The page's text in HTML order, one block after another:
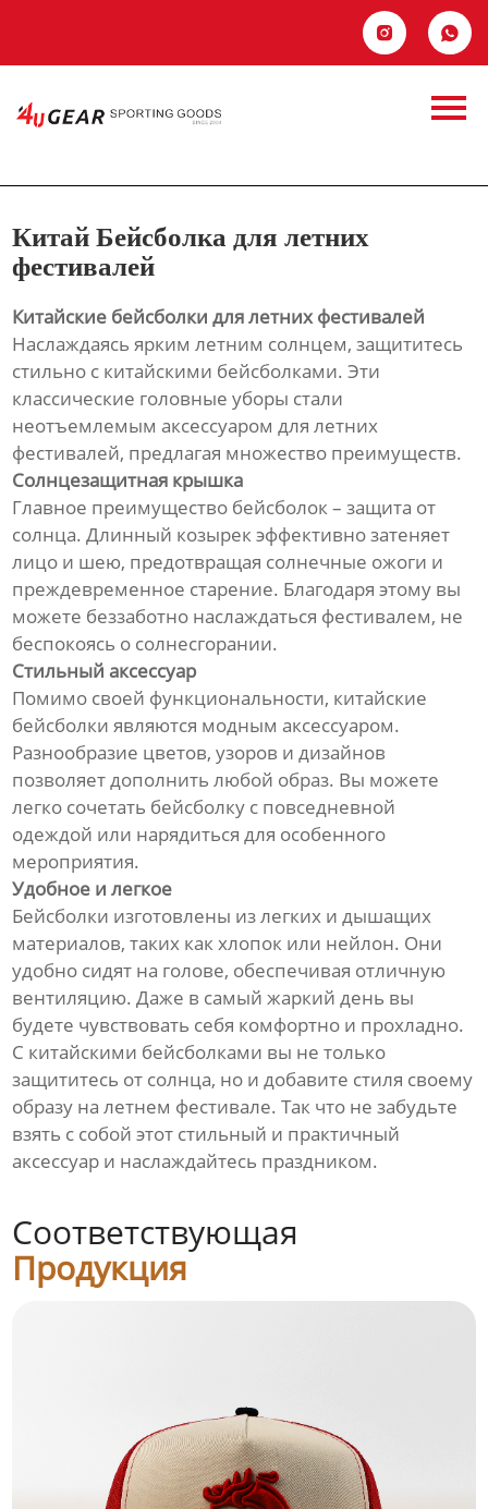
 
Контакты
Китай Бейсболка
для летних
фестивалей
Китай Бейсболка для летних
фестивалей
Китайские бейсболки для летних фестивалей
Наслаждаясь ярким летним солнцем, защититесь
стильно с китайскими бейсболками. Эти
классические головные уборы стали
неотъемлемым аксессуаром для летних
фестивалей, предлагая множество преимуществ.
Солнцезащитная крышка
Главное преимущество бейсболок – защита от
солнца. Длинный козырек эффективно затеняет
лицо и шею, предотвращая солнечные ожоги и
преждевременное старение. Благодаря этому вы
можете беззаботно наслаждаться фестивалем, не
беспокоясь о солнесгорании.
Стильный аксессуар
Помимо своей функциональности, китайские
бейсболки являются модным аксессуаром.
Разнообразие цветов, узоров и дизайнов
позволяет дополнить любой образ. Вы можете
легко сочетать бейсболку с повседневной
одеждой или нарядиться для особенного
мероприятия.
Удобное и легкое
Бейсболки изготовлены из легких и дышащих
материалов, таких как хлопок или нейлон. Они
удобно сидят на голове, обеспечивая отличную
вентиляцию. Даже в самый жаркий день вы
будете чувствовать себя комфортно и прохладно.
С китайскими бейсболками вы не только
защититесь от солнца, но и добавите стиля своему
образу на летнем фестивале. Так что не забудьте
взять с собой этот стильный и практичный
аксессуар и наслаждайтесь праздником.
Соответствующая
Продукция